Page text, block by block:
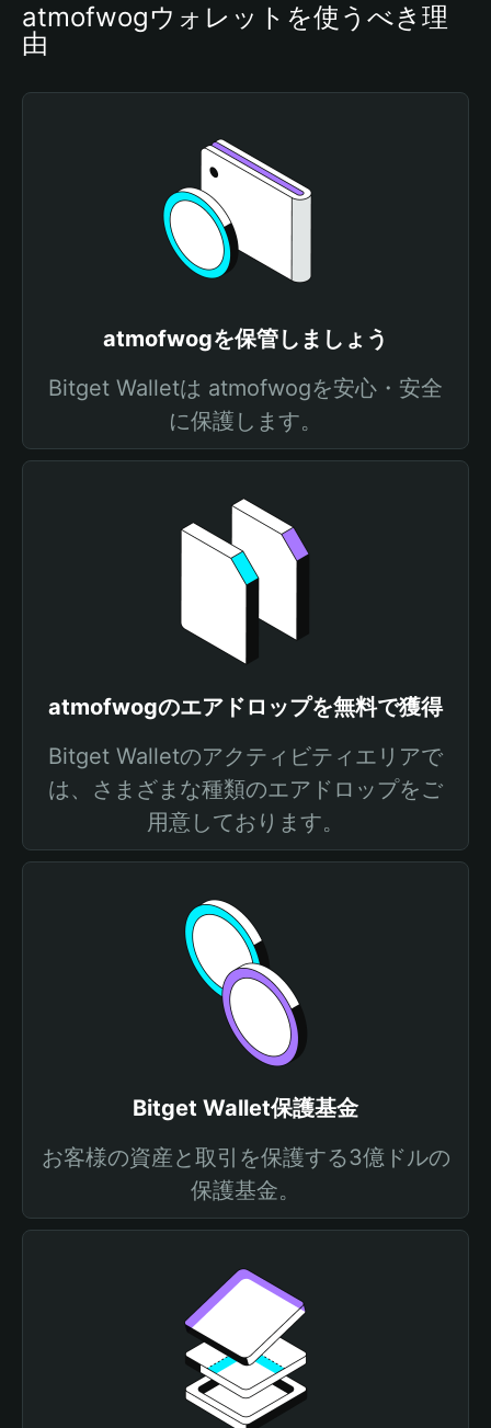
atmofwogウォレットを使うべき理
由
atmofwogを保管しましょう
Bitget Walletは atmofwogを安心・安全
に保護します。
atmofwogのエアドロップを無料で獲得
Bitget Walletのアクティビティエリアで
は、さまざまな種類のエアドロップをご
用意しております。
Bitget Wallet保護基金
お客様の資産と取引を保護する3億ドルの
保護基金。